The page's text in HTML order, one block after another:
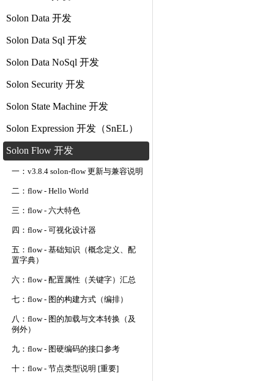
Solon Data 开发
Solon Data Sql 开发
Solon Data NoSql 开发
Solon Security 开发
Solon State Machine 开发
Solon Expression 开发（SnEL）
Solon Flow 开发
一：v3.8.4 solon-flow 更新与兼容说明
二：flow - Hello World
三：flow - 六大特色
四：flow - 可视化设计器
五：flow - 基础知识（概念定义、配
置字典）
六：flow - 配置属性（关键字）汇总
七：flow - 图的构建方式（编排）
八：flow - 图的加载与文本转换（及
例外）
九：flow - 图硬编码的接口参考
十：flow - 节点类型说明 [重要]